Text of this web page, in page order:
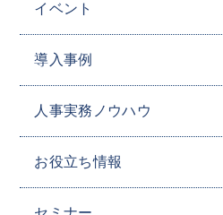
イベント
導入事例
人事実務ノウハウ
お役立ち情報